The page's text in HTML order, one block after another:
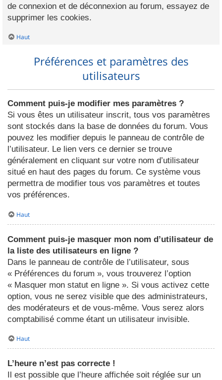
de connexion et de déconnexion au forum, essayez de
supprimer les cookies.
Haut
Préférences et paramètres des
utilisateurs
Comment puis-je modifier mes paramètres ?
Si vous êtes un utilisateur inscrit, tous vos paramètres
sont stockés dans la base de données du forum. Vous
pouvez les modifier depuis le panneau de contrôle de
l’utilisateur. Le lien vers ce dernier se trouve
généralement en cliquant sur votre nom d’utilisateur
situé en haut des pages du forum. Ce système vous
permettra de modifier tous vos paramètres et toutes
vos préférences.
Haut
Comment puis-je masquer mon nom d’utilisateur de
la liste des utilisateurs en ligne ?
Dans le panneau de contrôle de l’utilisateur, sous
« Préférences du forum », vous trouverez l’option
« Masquer mon statut en ligne ». Si vous activez cette
option, vous ne serez visible que des administrateurs,
des modérateurs et de vous-même. Vous serez alors
comptabilisé comme étant un utilisateur invisible.
Haut
L’heure n’est pas correcte !
Il est possible que l’heure affichée soit réglée sur un